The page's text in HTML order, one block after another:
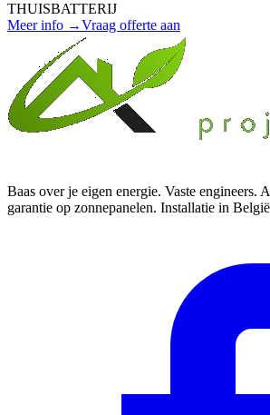
THUISBATTERIJ
Meer info →Vraag offerte aan
Baas over je eigen energie. Vaste engineers.
garantie op zonnepanelen. Installatie in